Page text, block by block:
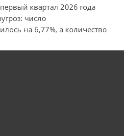
квартал 2026 года
число
на 6,77%, а количество
Лидерами по